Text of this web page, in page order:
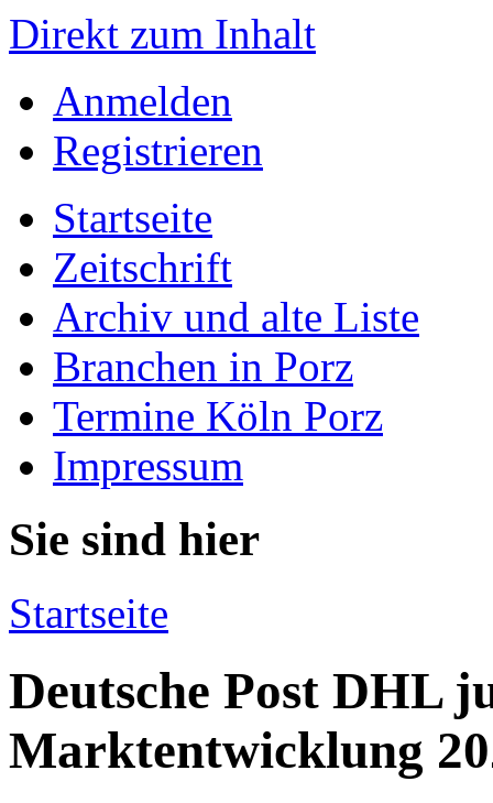
Direkt zum Inhalt
Anmelden
Registrieren
Startseite
Zeitschrift
Archiv und alte Liste
Branchen in Porz
Termine Köln Porz
Impressum
Sie sind hier
Startseite
Deutsche Post DHL
Marktentwicklung